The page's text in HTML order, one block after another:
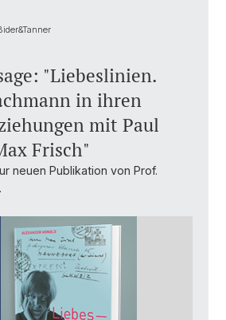
"Liebeslinien.
in ihren
mit Paul
Frisch"
neuen Publikation von Prof.